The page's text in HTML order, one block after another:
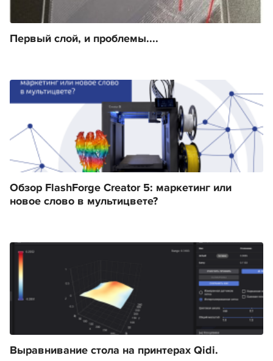
Первый слой, и проблемы....
Обзор FlashForge Creator 5: маркетинг или
новое слово в мультицвете?
Выравнивание стола на принтерах Qidi.